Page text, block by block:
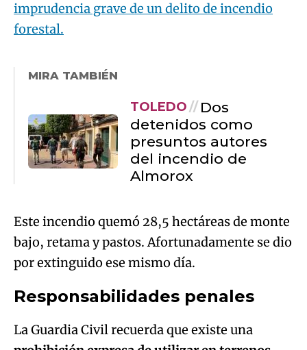
imprudencia grave de un delito de incendio
forestal.
MIRA TAMBIÉN
TOLEDO
Dos
detenidos como
presuntos autores
del incendio de
Almorox
Este incendio quemó 28,5 hectáreas de monte
bajo, retama y pastos. Afortunadamente se dio
por extinguido ese mismo día.
Responsabilidades penales
La Guardia Civil recuerda que existe una